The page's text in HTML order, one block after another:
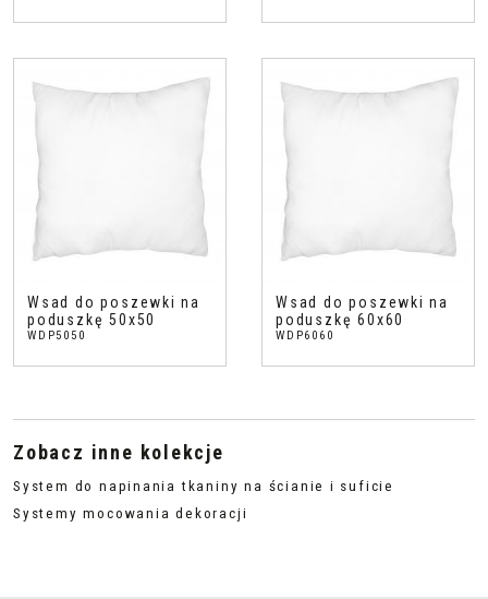
Wsad do poszewki na
poduszkę 50x50
WDP5050
Wsad do poszewki na
poduszkę 60x60
WDP6060
Zobacz inne kolekcje
System do napinania tkaniny na ścianie i suficie
Systemy mocowania dekoracji